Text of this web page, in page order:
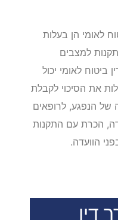
לאומי הן בעלות
למצבים
ביטוח לאומי יכול
את הסיכוי לקבלת
של הנפגע, לרופאים
הכרת עם התקנות
הוועדה.
דין